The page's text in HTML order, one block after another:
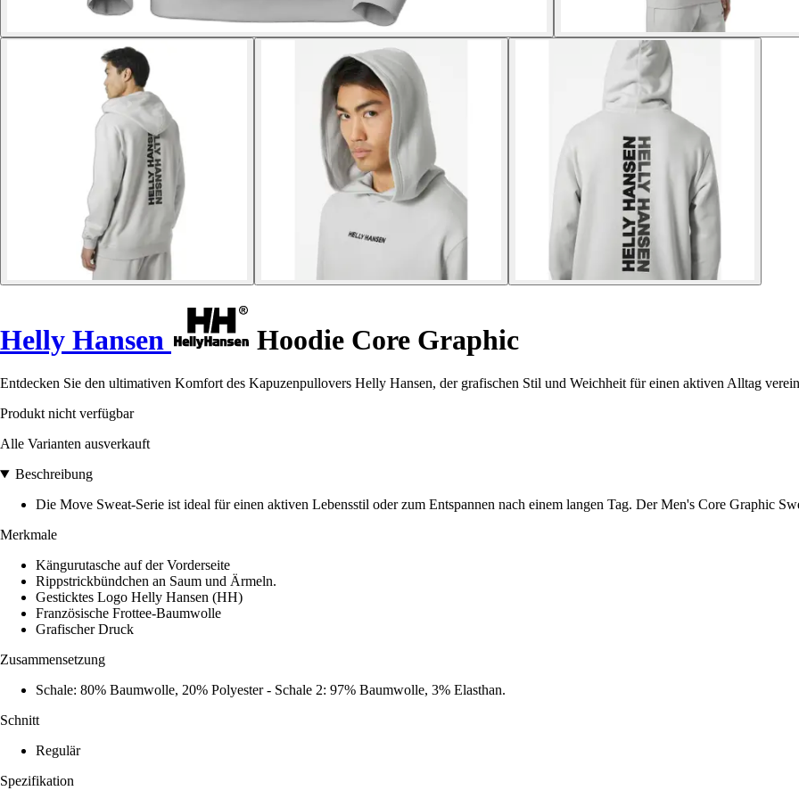
Helly Hansen Hoodie Core Graphic
Entdecken Sie den ultimativen Komfort des Kapuzenpullovers Helly Hansen, der grafischen Stil und Weichheit für einen aktiven Alltag
Produkt nicht verfügbar
Alle Varianten ausverkauft
Beschreibung
Die Move Sweat-Serie ist ideal für einen aktiven Lebensstil oder zum Entspannen nach einem langen Tag. Der Men's Core Graphic
Merkmale
Kängurutasche auf der Vorderseite
Rippstrickbündchen an Saum und Ärmeln.
Gesticktes Logo Helly Hansen (HH)
Französische Frottee-Baumwolle
Grafischer Druck
Zusammensetzung
Schale: 80% Baumwolle, 20% Polyester - Schale 2: 97% Baumwolle, 3% Elasthan.
Schnitt
Regulär
Spezifikation